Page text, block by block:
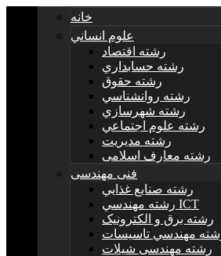
خانه
علوم انساني
رشته اقتصاد
رشته حسابداري
رشته حقوق
رشته روانشناسي
رشته شهرسازي
رشته علوم اجتماعي
رشته مديريت
رشته معارف اسلامی
فنی مهندسی
رشته صنايع غذايي
رشته مهندسي ICT
رشته برق و الکترونيک
مهندسي تاسيسات
رشته مهندسی شیلات